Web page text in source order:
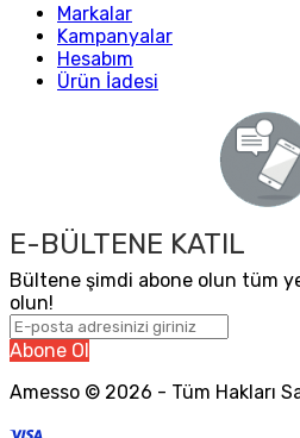
Markalar
Kampanyalar
Hesabım
Ürün İadesi
E-BÜLTENE KATIL
Bültene şimdi abone olun tüm
olun!
Abone Ol
Amesso © 2026 - Tüm Hakları